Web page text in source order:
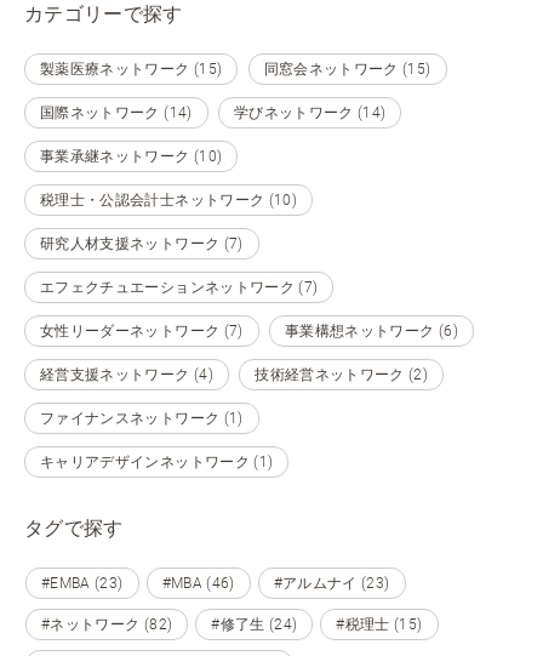
カテゴリーで探す
製薬医療ネットワーク (15) 同窓会ネットワーク (15)
国際ネットワーク (14) 学びネットワーク (14)
事業承継ネットワーク (10)
税理士・公認会計士ネットワーク (10)
研究人材支援ネットワーク (7)
エフェクチュエーションネットワーク (7)
女性リーダーネットワーク (7) 事業構想ネットワーク (6)
経営支援ネットワーク (4) 技術経営ネットワーク (2)
ファイナンスネットワーク (1)
キャリアデザインネットワーク (1)
タグで探す
#EMBA (23) #MBA (46) #アルムナイ (23)
#ネットワーク (82) #修了生 (24) #税理士 (15)